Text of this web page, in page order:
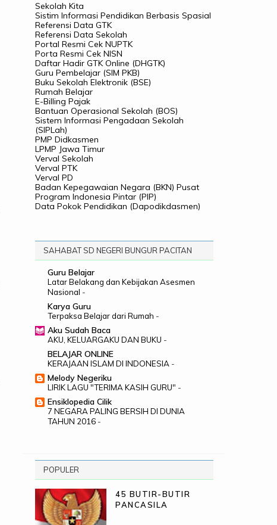
Sekolah Kita
Sistim Informasi Pendidikan Berbasis Spasial
Referensi Data GTK
Referensi Data Sekolah
Portal Resmi Cek NUPTK
Porta Resmi Cek NISN
Daftar Hadir GTK Online (DHGTK)
Guru Pembelajar (SIM PKB)
Buku Sekolah Elektronik (BSE)
Rumah Belajar
E-Billing Pajak
Bantuan Operasional Sekolah (BOS)
Sistem Informasi Pengadaan Sekolah
(SIPLah)
PMP Didkasmen
LPMP Jawa Timur
Verval Sekolah
Verval PTK
Verval PD
Badan Kepegawaian Negara (BKN) Pusat
Program Indonesia Pintar (PIP)
Data Pokok Pendidikan (Dapodikdasmen)
SAHABAT SD NEGERI BUNGUR PACITAN
Guru Belajar
Latar Belakang dan Kebijakan Asesmen
Nasional -
Karya Guru
Terpaksa Belajar dari Rumah -
Aku Sudah Baca
AKU, KELUARGAKU DAN BUKU -
BELAJAR ONLINE
KERAJAAN ISLAM DI INDONESIA -
Melody Negeriku
LIRIK LAGU "TERIMA KASIH GURU" -
Ensiklopedia Cilik
7 NEGARA PALING BERSIH DI DUNIA
TAHUN 2016 -
POPULER
45 BUTIR-BUTIR
PANCASILA